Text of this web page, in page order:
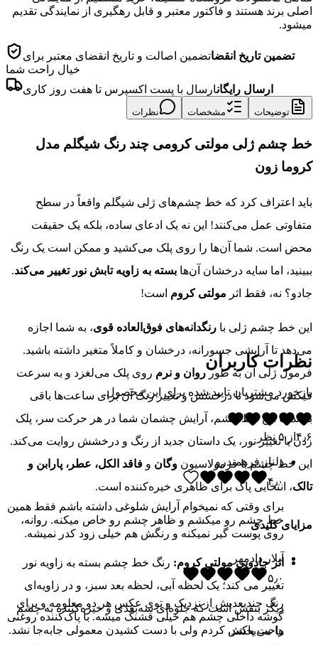
اصلی برند هستند و فاکتور معتبر و قابل رهگیری از نمایندگی تقدیم
میشود.
تضمین تاریخ انقضاتضمین اصالت و تاریخ انقضای معتبر برای
خیال راحت شما
ارسال رایگانارسال با پست اکسپرس تا هفت روز کاری
توضیحات مشخصات نظرات
خط چشم ژلی مولتی کرومی چند رنگ شیگلم مدل
کروما زون
باید اعتراف کرد که خط چشم‌های ژلی شیگلم واقعاً در سطح
متفاوتی عمل می‌کنند! این نه یک ادعای ساده، بلکه یک حقیقت
محض است. شما آن‌ها را روی پلک می‌کشید و ممکن است یک رنگ
ببینید، اما سایه درخشان آن‌ها بسته به زاویه تابش نور تغییر می‌کند.
جادو؟ نه، فقط اثر مولتی کروم است!
این خط چشم ژلی با رنگدانه‌های فوق‌العاده قوی، به شما اجازه
می‌دهد تا آرایشی جسورانه، درخشان و کاملاً متغیر داشته باشید.
فرمول ژلی آن به طورروان و نرم روی پلک می‌لغزد و به سرعت
فیکس می‌شود تا درخشش و تغییر رنگ آن برای ساعت‌ها باقی
بماند. با این خط چشم، آرایش چشمان شما در هر حرکت سر، پلک
زدن یا تغییر نور، یک داستان جدید از رنگ و درخشش روایت می‌کند.
این خط چشم با فرمولاسیون وگان و فاقد الکل، عطر، پارابن و
تالک، انتخابی پاک برای ظاهری خیره‌کننده است.
مزایای کلیدی
اثر جادویی مولتی کروم: رنگ خط چشم بسته به زاویه نور
تغییر می‌ کند؛ یک لحظه آبی، لحظه بعد سبز، و در زاویه‌ای
دیگر بنفش است که جلوه‌ای سه‌بعدی و خیره‌کننده به چشم‌
ها می‌بخشد.
نظرات کاربران
بازخورد مشتریان تایید شده برای این محصول.
۴٫۶ از۵نظر
دلناز فرهمندرو
۴٫۰
برای وقتی که نمیخوام آرایش شلوغی داشته باشم فقط همین
خط چشم رو میکشم و ظاهر چشم رو خاص میکنه. روانه،
روی پوست گیر نمیکنه و رنگش هم خیلی زود کدر نمیشه.
آیلار دادمهر
۵٫۰
رنگ چندبعدیش از نزدیک و توی عکس هر دو معلومه و برای
گوشه داخلی چشم هم خیلی قشنگ میشه. با پاک‌کننده روغنی
راحت پاکش کردم ولی با دست کشیدن معمولی جابه‌جا نشد.